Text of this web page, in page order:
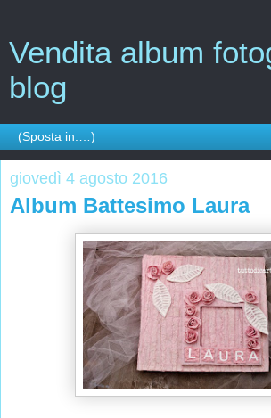
Vendita album
blog
giovedì 4 agosto 2016
Album Battesimo Laura